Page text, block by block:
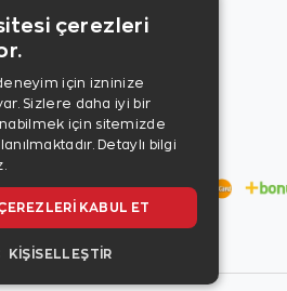
çerezleri
için izninize
Sizlere daha iyi bir
için sitemizde
Detaylı bilgi
KABUL ET
KIŞISELLEŞTIR